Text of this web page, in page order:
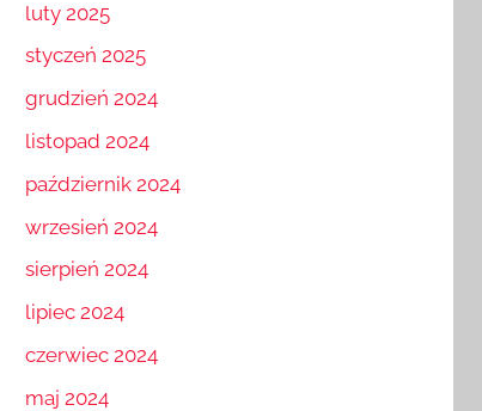
luty 2025
styczeń 2025
grudzień 2024
listopad 2024
październik 2024
wrzesień 2024
sierpień 2024
lipiec 2024
czerwiec 2024
maj 2024